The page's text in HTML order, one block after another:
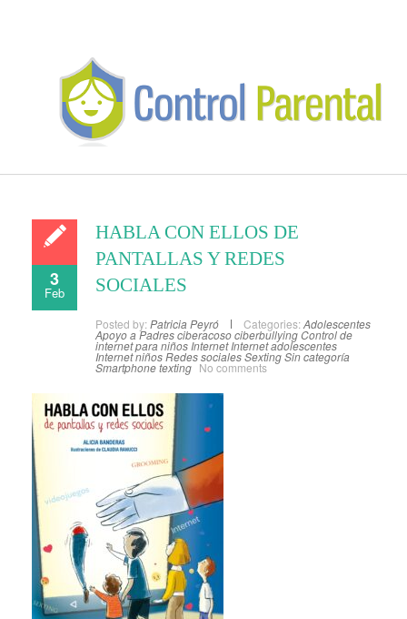
3
Feb
HABLA CON ELLOS DE
PANTALLAS Y REDES
SOCIALES
Posted by: Patricia Peyró Categories: Adolescentes
Apoyo a PadresciberacosociberbullyingControl de
internet para niños Internet Internet adolescentes
Internet niñosRedes socialesSextingSin categoría
Smartphonetexting No comments